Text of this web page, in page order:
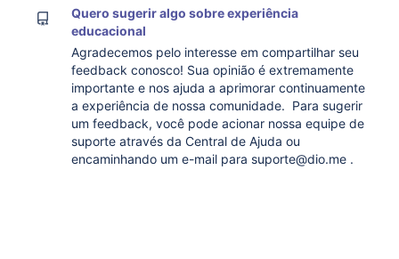
Quero sugerir algo sobre experiência
educacional
Agradecemos pelo interesse em compartilhar seu
feedback conosco! Sua opinião é extremamente
importante e nos ajuda a aprimorar continuamente
a experiência de nossa comunidade. Para sugerir
um feedback, você pode acionar nossa equipe de
suporte através da Central de Ajuda ou
encaminhando um e-mail para suporte@dio.me .